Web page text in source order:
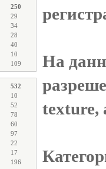
250
29
34
28
40
10
109
532
10
52
78
60
97
22
17
196
На
texture,